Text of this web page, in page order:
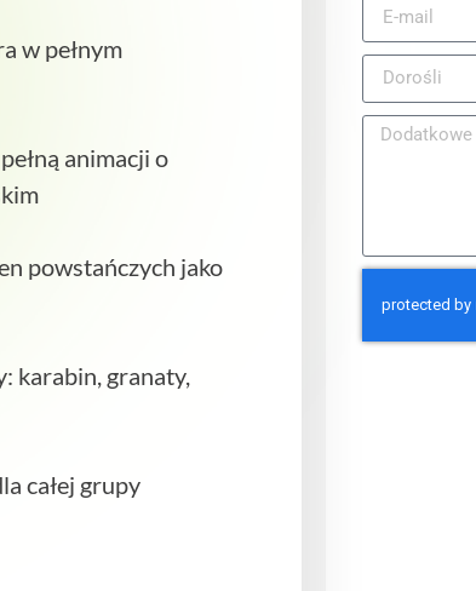
w pełnym
animacji o
powstańczych jako
karabin, granaty,
całej grupy